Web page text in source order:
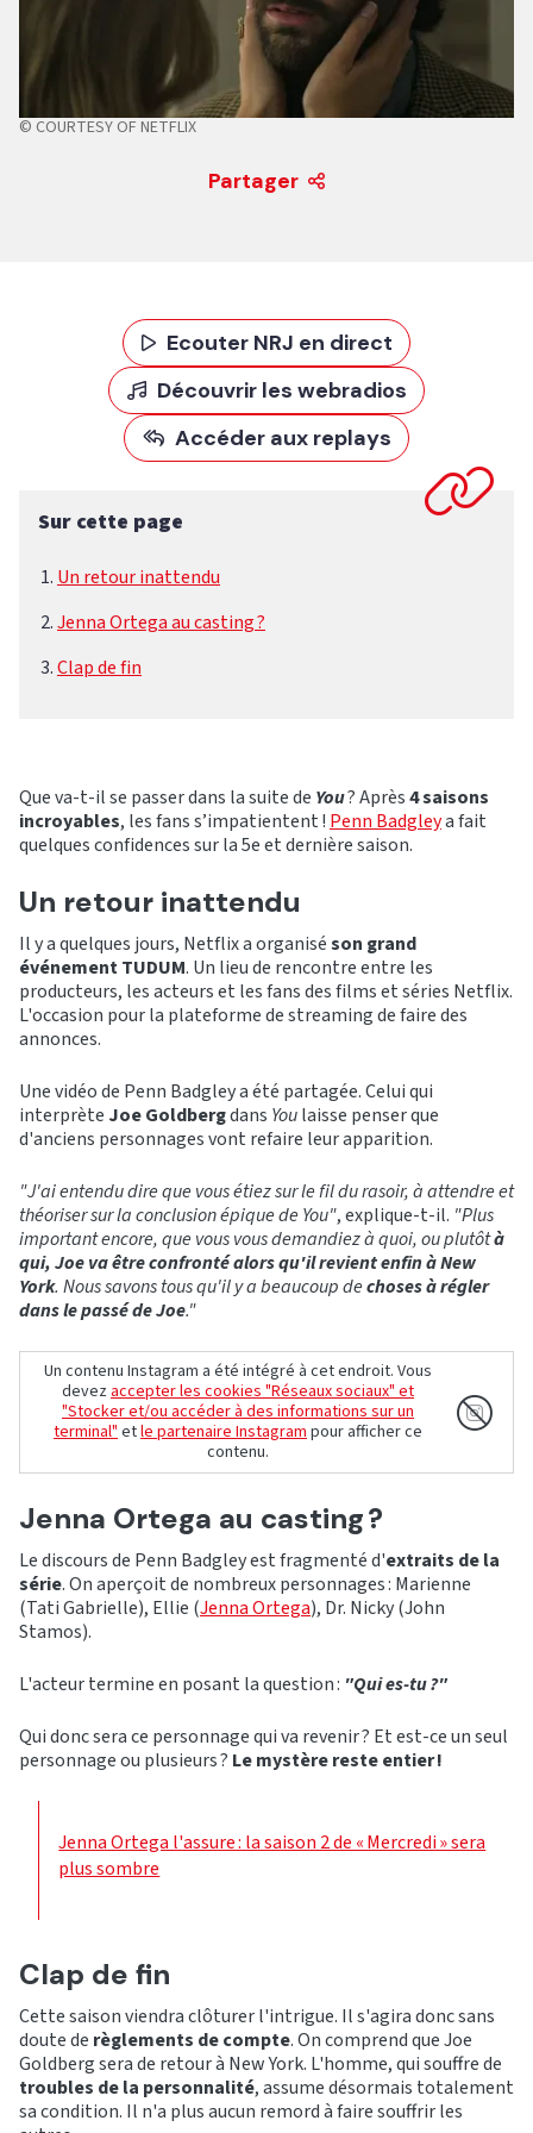
© COURTESY OF NETFLIX
Partager
Ecouter NRJ en direct
Découvrir les webradios
Accéder aux replays
Sur cette page
Un retour inattendu
Jenna Ortega au casting ?
Clap de fin
Que va-t-il se passer dans la suite de You? Après4 saisons
incroyables, les fans s’impatientent ! Penn Badgleya fait
quelques confidences sur la 5e et dernière saison.
Un retour inattendu
Il y a quelques jours, Netflix a organiséson grand
événement TUDUM. Un lieu de rencontre entre les
producteurs, les acteurs et les fans des films et séries Netflix.
L'occasion pour la plateforme de streaming de faire des
annonces.
Une vidéo de Penn Badgley a été partagée. Celui qui
interprète Joe Goldbergdans Youlaisse penser que
d'anciens personnages vont refaire leur apparition.
"J'ai entendu dire que vous étiez sur le fil du rasoir, à attendre et
théoriser sur la conclusion épique de You", explique-t-il. "Plus
important encore, que vous vous demandiez à quoi, ou plutôtà
qui, Joe va être confronté alors qu'il revient enfin à New
York. Nous savons tous qu'il y a beaucoup dechoses à régler
dans le passé de Joe."
Un contenu Instagram a été intégré à cet endroit. Vous
devezaccepter les cookies "Réseaux sociaux" et
"Stocker et/ou accéder à des informations sur un
terminal"etle partenaire Instagrampour afficher ce
contenu.
Jenna Ortega au casting ?
Le discours de Penn Badgley est fragmenté d'extraits de la
série. On aperçoit de nombreux personnages : Marienne
(Tati Gabrielle), Ellie (Jenna Ortega), Dr. Nicky (John
Stamos).
L'acteur termine en posant la question : "Qui es-tu ?"
Qui donc sera ce personnage qui va revenir ? Et est-ce un seul
personnage ou plusieurs ? Le mystère reste entier !
Jenna Ortega l'assure : la saison 2 de « Mercredi » sera
plus sombre
Clap de fin
Cette saison viendra clôturer l'intrigue. Il s'agira donc sans
doute de règlements de compte. On comprend que Joe
Goldberg sera de retour à New York. L'homme, qui souffre de
troubles de la personnalité, assume désormais totalement
sa condition. Il n'a plus aucun remord à faire souffrir les